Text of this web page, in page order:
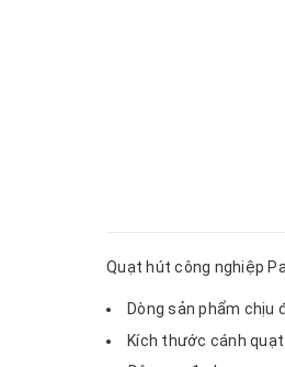
Quạt hút công nghiệp
Dòng sản phẩm chịu
Kích thước cánh